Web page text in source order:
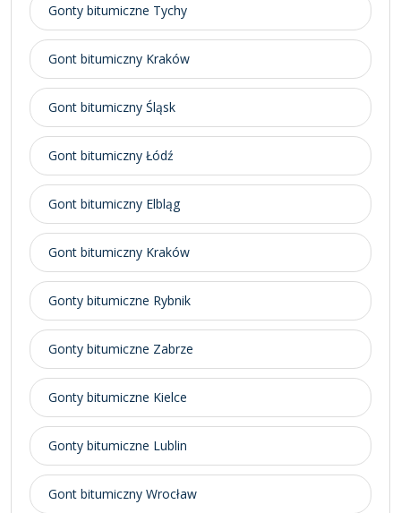
Gonty bitumiczne Tychy
Gont bitumiczny Kraków
Gont bitumiczny Śląsk
Gont bitumiczny Łódź
Gont bitumiczny Elbląg
Gont bitumiczny Kraków
Gonty bitumiczne Rybnik
Gonty bitumiczne Zabrze
Gonty bitumiczne Kielce
Gonty bitumiczne Lublin
Gont bitumiczny Wrocław